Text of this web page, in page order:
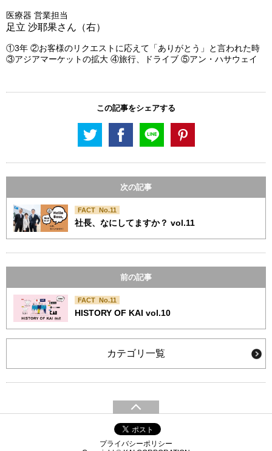
医療器 営業担当
足立 沙耶果さん（右）
①3年 ②お客様のリクエストに応えて「ありがとう」と言われた時
③アジアマーケットの拡大 ④旅行、ドライブ ⑤アン・ハサウェイ
この記事をシェアする
次の記事
FACT No.11
社長、なにしてますか？ vol.11
前の記事
FACT No.11
HISTORY OF KAI vol.10
カテゴリ一覧
プライバシーポリシー